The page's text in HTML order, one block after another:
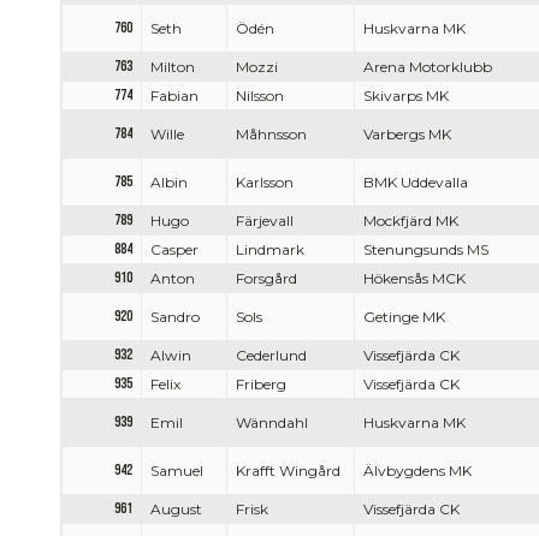
760 Seth Ödén Huskvarna MK
763 Milton Mozzi
Arena Motorklubb
774
Fabian Nilsson Skivarps MK
784 Wille Måhnsson Varbergs MK
785 Albin Karlsson BMK Uddevalla
789 Hugo Färjevall
Mockfjärd MK
884
Casper Lindmark
Stenungsunds MS
910
Anton Forsgård Hökensås MCK
920 Sandro Sols Getinge MK
932 Alwin Cederlund
Vissefjärda CK
935
Felix Friberg Vissefjärda CK
939 Emil Wänndahl Huskvarna MK
942 Samuel Krafft Wingård Älvbygdens MK
961 August Frisk Vissefjärda CK